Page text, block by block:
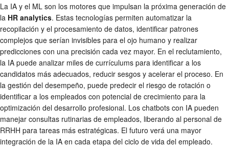
La IA y el ML son los motores que impulsan la próxima generación de
la HR analytics. Estas tecnologías permiten automatizar la
recopilación y el procesamiento de datos, identificar patrones
complejos que serían invisibles para el ojo humano y realizar
predicciones con una precisión cada vez mayor. En el reclutamiento,
la IA puede analizar miles de currículums para identificar a los
candidatos más adecuados, reducir sesgos y acelerar el proceso. En
la gestión del desempeño, puede predecir el riesgo de rotación o
identificar a los empleados con potencial de crecimiento para la
optimización del desarrollo profesional. Los chatbots con IA pueden
manejar consultas rutinarias de empleados, liberando al personal de
RRHH para tareas más estratégicas. El futuro verá una mayor
integración de la IA en cada etapa del ciclo de vida del empleado.